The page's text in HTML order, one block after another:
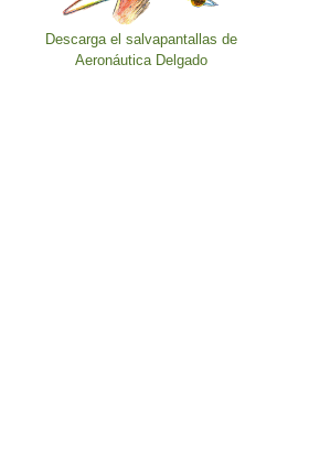
Descarga el salvapantallas de
Aeronáutica Delgado